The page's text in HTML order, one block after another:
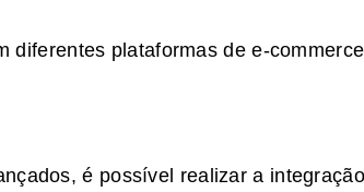
diferentes plataformas de e-
é possível realizar a integração